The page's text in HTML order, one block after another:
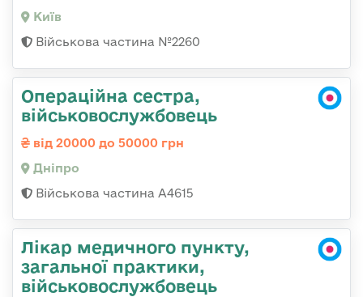
Київ
Військова частина №2260
Операційна сестра,
військовослужбовець
від 20000 до 50000 грн
Дніпро
Військова частина А4615
Лікар медичного пункту,
загальної практики,
військовослужбовець